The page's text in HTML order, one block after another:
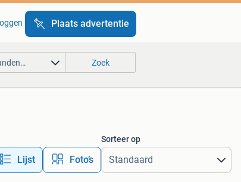
Plaats advertentie
Zoek
Lijst Foto’s
Sorteer op